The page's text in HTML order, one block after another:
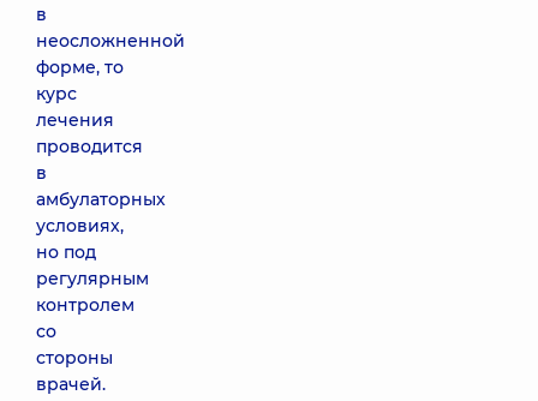
в
неосложненной
форме, то
курс
лечения
проводится
в
амбулаторных
условиях,
но под
регулярным
контролем
со
стороны
врачей.